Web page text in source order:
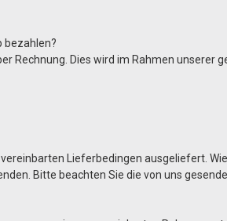
bezahlen?
Rechnung. Dies wird im Rahmen unserer
Lieferbedingen ausgeliefert.
Bitte beachten Sie die von uns